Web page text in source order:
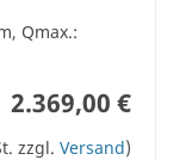
Qmax.:
2.369,00 €
zzgl. Versand)